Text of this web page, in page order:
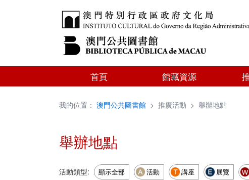
首頁 館藏資源
我的位置： 澳門公共圖書館 > 推廣活動 > 舉辦地點
舉辦地點
活動類型: 顯示全部 活動 講座 展覽